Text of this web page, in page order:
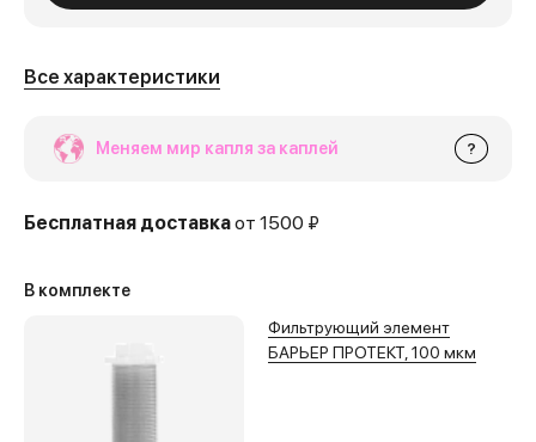
Все характеристики
Меняем мир капля за каплей ?
Бесплатная доставкаот 1500 ₽
В комплекте
Фильтрующий элемент
БАРЬЕР ПРОТЕКТ, 100 мкм